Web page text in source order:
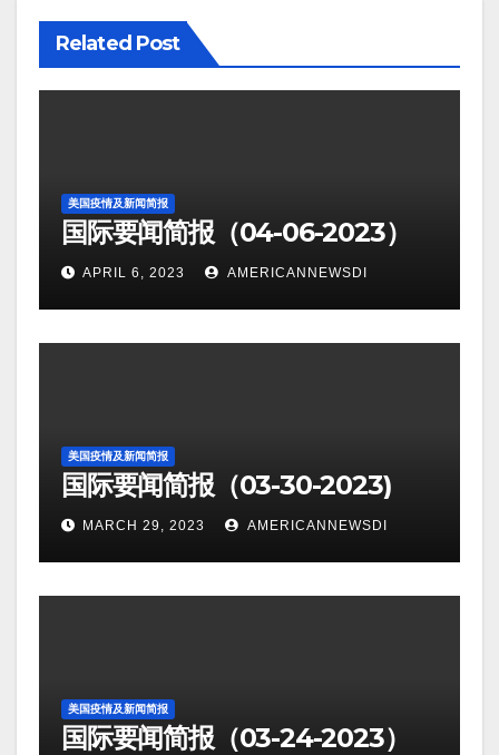
Related Post
美国疫情及新闻简报
国际要闻简报（04-06-2023）
APRIL 6, 2023 AMERICANNEWSDI
美国疫情及新闻简报
国际要闻简报（03-30-2023)
MARCH 29, 2023 AMERICANNEWSDI
美国疫情及新闻简报
国际要闻简报（03-24-2023）